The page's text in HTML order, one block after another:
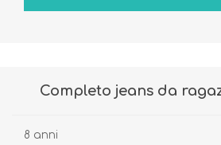
Completo jeans da
8 anni